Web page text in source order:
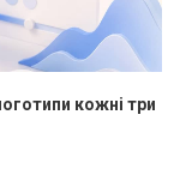
кожні три